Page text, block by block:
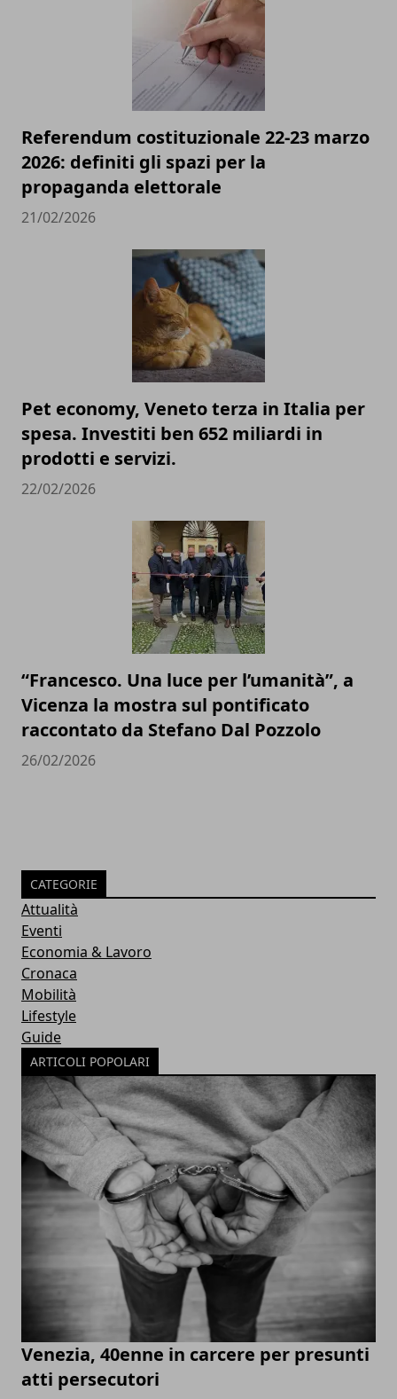
Referendum costituzionale 22-23 marzo
2026: definiti gli spazi per la
propaganda elettorale
21/02/2026
Pet economy, Veneto terza in Italia per
spesa. Investiti ben 652 miliardi in
prodotti e servizi.
22/02/2026
“Francesco. Una luce per l’umanità”, a
Vicenza la mostra sul pontificato
raccontato da Stefano Dal Pozzolo
26/02/2026
CATEGORIE
Attualità
Eventi
Economia & Lavoro
Cronaca
Mobilità
Lifestyle
Guide
ARTICOLI POPOLARI
Venezia, 40enne in carcere per presunti
atti persecutori